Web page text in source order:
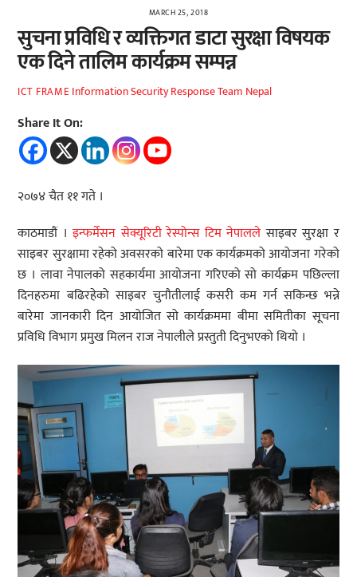
MARCH 25, 2018
सुचना प्रविधि र व्यक्तिगत डाटा सुरक्षा विषयक
एक दिने तालिम कार्यक्रम सम्पन्न
ICT FRAME Information Security Response Team Nepal
Share It On:
२०७४ चैत ११ गते ।
काठमाडौं ।इन्फर्मेसन सेक्यूरिटी रेस्पोन्स टिम नेपालले साइबर सुरक्षा र
साइबर सुरक्षामा रहेको अवसरको बारेमा एक कार्यक्रमको आयोजना गरेको
छ । लावा नेपालको सहकार्यमा आयोजना गरिएको सो कार्यक्रम पछिल्ला
दिनहरुमा बढिरहेको साइबर चुनौतीलाई कसरी कम गर्न सकिन्छ भन्ने
बारेमा जानकारी दिन आयोजित सो कार्यक्रममा बीमा समितीका सूचना
प्रविधि विभाग प्रमुख मिलन राज नेपालीले प्रस्तुती दिनुभएको थियो ।